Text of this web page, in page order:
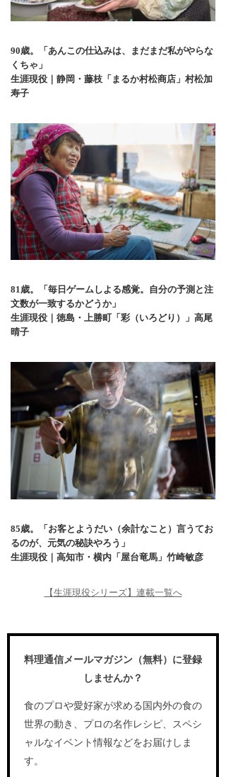
90歳。「あんこの仕込みは、まだまだ私がやらな
くちゃ」
生涯現役｜静岡・藤枝「まるか村松商店」村松加
寿子
81歳。「毎日ゲームしよる感覚。自分の予測と注
文数が一致するかどうか」
生涯現役｜徳島・上勝町「彩（いろどり）」高尾
晴子
85歳。「お客とようだい（余計なこと）言うてお
るのが、元気の秘訣やろう」
生涯現役｜高知市・横内「屋台竜馬」竹崎敏彦
【生涯現役シリーズ】連載一覧へ
料理通信メールマガジン（無料）に登録
しませんか？
食のプロや愛好家が求める国内外の食の
世界の動き、プロの名作レシピ、スペシ
ャルなイベント情報などをお届けしま
す。